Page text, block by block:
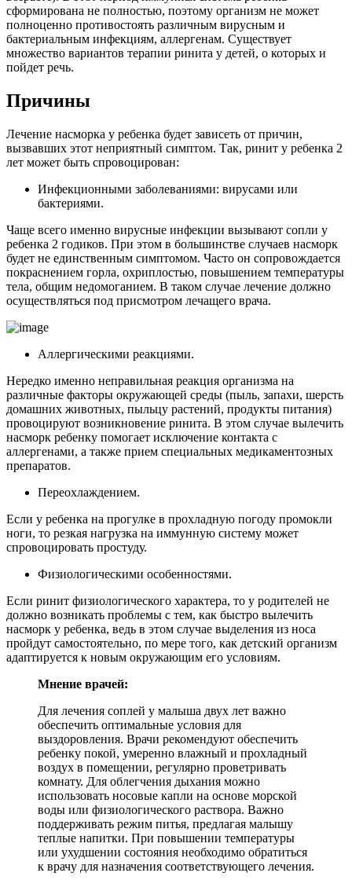
сформирована не полностью, поэтому организм не может
полноценно противостоять различным вирусным и
бактериальным инфекциям, аллергенам. Существует
множество вариантов терапии ринита у детей, о которых и
пойдет речь.
Причины
Лечение насморка у ребенка будет зависеть от причин,
вызвавших этот неприятный симптом. Так, ринит у ребенка 2
лет может быть спровоцирован:
Инфекционными заболеваниями: вирусами или
бактериями.
Чаще всего именно вирусные инфекции вызывают сопли у
ребенка 2 годиков. При этом в большинстве случаев насморк
будет не единственным симптомом. Часто он сопровождается
покраснением горла, охриплостью, повышением температуры
тела, общим недомоганием. В таком случае лечение должно
осуществляться под присмотром лечащего врача.
Аллергическими реакциями.
Нередко именно неправильная реакция организма на
различные факторы окружающей среды (пыль, запахи, шерсть
домашних животных, пыльцу растений, продукты питания)
провоцируют возникновение ринита. В этом случае вылечить
насморк ребенку помогает исключение контакта с
аллергенами, а также прием специальных медикаментозных
препаратов.
Переохлаждением.
Если у ребенка на прогулке в прохладную погоду промокли
ноги, то резкая нагрузка на иммунную систему может
спровоцировать простуду.
Физиологическими особенностями.
Если ринит физиологического характера, то у родителей не
должно возникать проблемы с тем, как быстро вылечить
насморк у ребенка, ведь в этом случае выделения из носа
пройдут самостоятельно, по мере того, как детский организм
адаптируется к новым окружающим его условиям.
Мнение врачей:
Для лечения соплей у малыша двух лет важно
обеспечить оптимальные условия для
выздоровления. Врачи рекомендуют обеспечить
ребенку покой, умеренно влажный и прохладный
воздух в помещении, регулярно проветривать
комнату. Для облегчения дыхания можно
использовать носовые капли на основе морской
воды или физиологического раствора. Важно
поддерживать режим питья, предлагая малышу
теплые напитки. При повышении температуры
или ухудшении состояния необходимо обратиться
к врачу для назначения соответствующего лечения.